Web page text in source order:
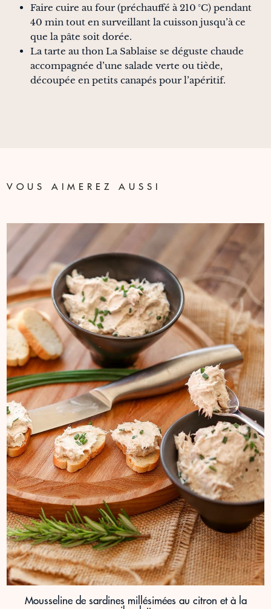
Faire cuire au four (préchauffé à 210 °C) pendant
40 min tout en surveillant la cuisson jusqu’à ce
que la pâte soit dorée.
La tarte au thon La Sablaise se déguste chaude
accompagnée d’une salade verte ou tiède,
découpée en petits canapés pour l’apéritif.
VOUS AIMEREZ AUSSI
Mousseline de sardines millésimées au citron et à la